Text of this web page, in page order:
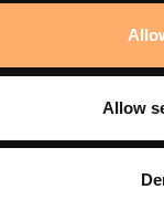
Allow